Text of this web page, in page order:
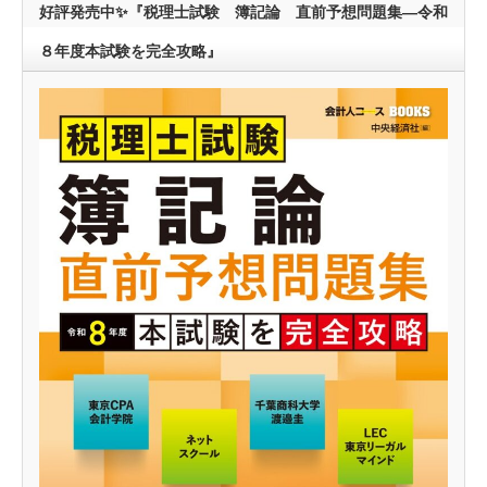
好評発売中✨『税理士試験 簿記論 直前予想問題集―令和
８年度本試験を完全攻略』